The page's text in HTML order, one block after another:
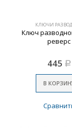
КЛЮЧИ
Ключ
реверс
445 Р
В